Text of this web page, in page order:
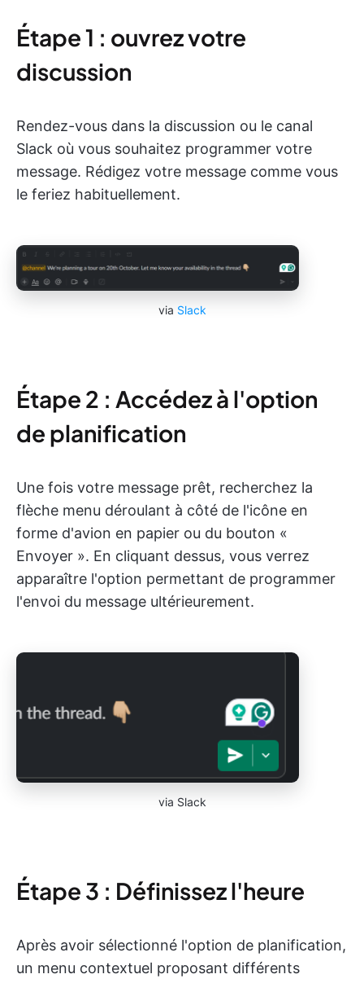
Étape 1 : ouvrez votre
discussion
Rendez-vous dans la discussion ou le canal
Slack où vous souhaitez programmer votre
message. Rédigez votre message comme vous
le feriez habituellement.
via Slack
Étape 2 : Accédez à l'option
de planification
Une fois votre message prêt, recherchez la
flèche menu déroulant à côté de l'icône en
forme d'avion en papier ou du bouton «
Envoyer ». En cliquant dessus, vous verrez
apparaître l'option permettant de programmer
l'envoi du message ultérieurement.
via Slack
Étape 3 : Définissez l'heure
Après avoir sélectionné l'option de planification,
un menu contextuel proposant différents